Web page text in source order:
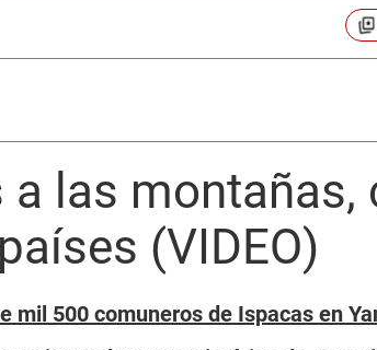
las montañas,
(VIDEO)
mil 500 comuneros de Ispacas en